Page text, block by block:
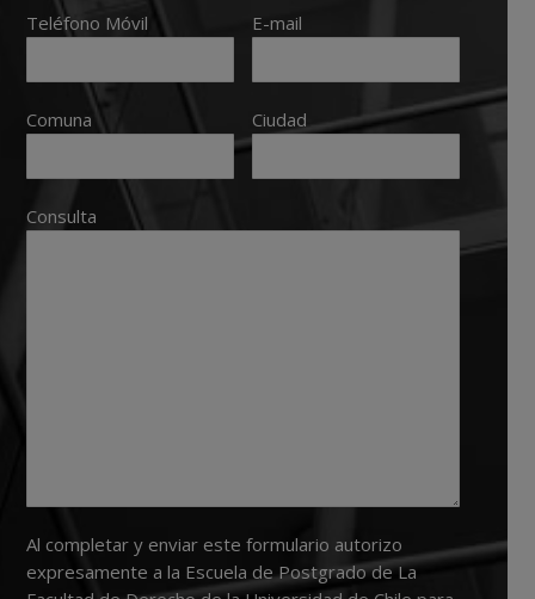
Teléfono Móvil E-mail
Comuna Ciudad
Consulta
Al completar y enviar este formulario autorizo
expresamente a la Escuela de Postgrado de La